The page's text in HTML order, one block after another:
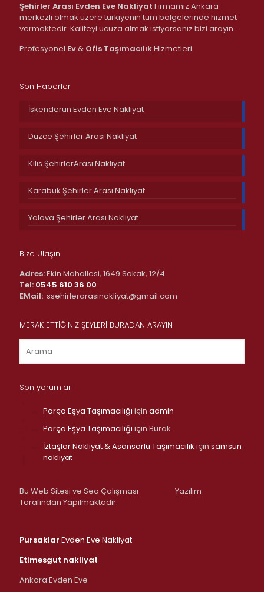
Şehirler Arası Evden Eve Nakliyat Firmamız Ankara
merkezli olmak üzere türkiyenin tüm bölgelerinde hizmet
vermektedir. Kaliteyi ucuza almak istiyorsanız bizi arayın…
Profesyonel Ev& Ofis TaşımacılıkHizmetleri
Son Haberler
İskenderun Evden Eve Nakliyat
Düzce Şehirler Arası Nakliyat
Kilis ŞehirlerArası Nakliyat
Karabük Şehirler Arası Nakliyat
Yalova Şehirler Arası Nakliyat
Bize Ulaşın
Adres:Ekin Mahallesi, 1649 Sokak, 12/4
Tel: 0545 610 36 00
EMail: ssehirlerarasinakliyat@gmail.com
MERAK ETTİĞİNİZ ŞEYLERİ BURADAN ARAYIN
Son yorumlar
Parça Eşya Taşımacılığı için admin
Parça Eşya Taşımacılığı için Burak
İztaşlar Nakliyat & Asansörlü Taşımacılık için samsun
nakliyat
Bu Web Sitesi ve Seo Çalışması
Yazılım
Tarafından Yapılmaktadır.
Pursaklar Evden Eve Nakliyat
Etimesgut nakliyat
Ankara Evden Eve